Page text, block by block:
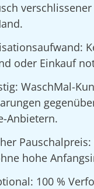
oder Einkauf
WaschMal-
Anbietern.
Pauschalpreis:
hohe
100 %